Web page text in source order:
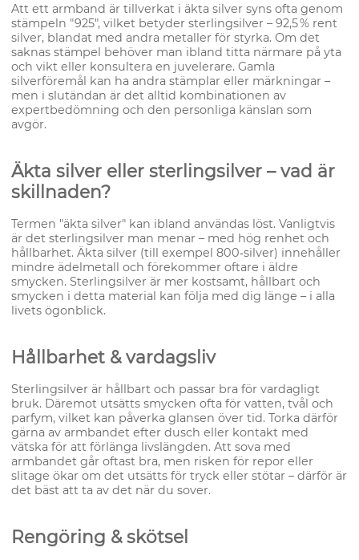
Att ett armband är tillverkat i äkta silver syns ofta genom
stämpeln "925", vilket betyder sterlingsilver – 92,5 % rent
silver, blandat med andra metaller för styrka. Om det
saknas stämpel behöver man ibland titta närmare på yta
och vikt eller konsultera en juvelerare. Gamla
silverföremål kan ha andra stämplar eller märkningar –
men i slutändan är det alltid kombinationen av
expertbedömning och den personliga känslan som
avgör.
Äkta silver eller sterlingsilver – vad är
skillnaden?
Termen "äkta silver" kan ibland användas löst. Vanligtvis
är det sterlingsilver man menar – med hög renhet och
hållbarhet. Äkta silver (till exempel 800‑silver) innehåller
mindre ädelmetall och förekommer oftare i äldre
smycken. Sterlingsilver är mer kostsamt, hållbart och
smycken i detta material kan följa med dig länge – i alla
livets ögonblick.
Hållbarhet & vardagsliv
Sterlingsilver är hållbart och passar bra för vardagligt
bruk. Däremot utsätts smycken ofta för vatten, tvål och
parfym, vilket kan påverka glansen över tid. Torka därför
gärna av armbandet efter dusch eller kontakt med
vätska för att förlänga livslängden. Att sova med
armbandet går oftast bra, men risken för repor eller
slitage ökar om det utsätts för tryck eller stötar – därför är
det bäst att ta av det när du sover.
Rengöring & skötsel